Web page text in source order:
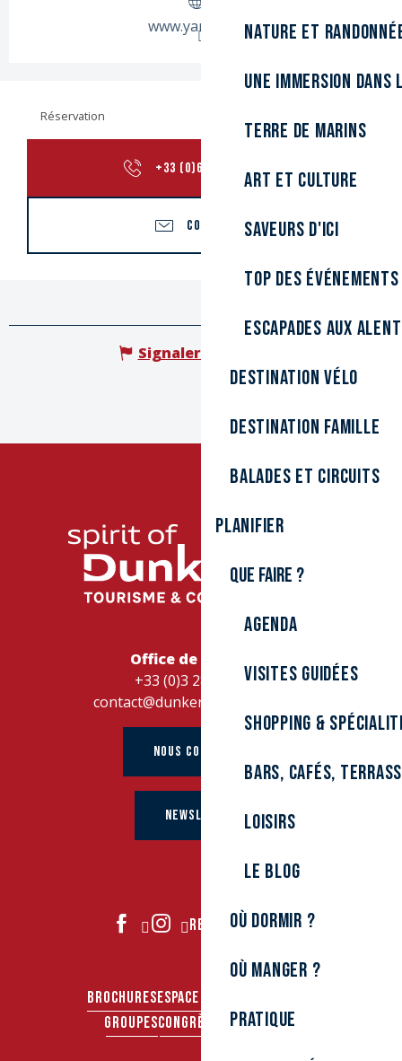
Nature et
Une immersion
Terre de marins
Art et culture
Saveurs d'ici
Top des événements
Escapades aux
Destination Vélo
Destination Famille
Balades et circuits
Planifier
Que faire ?
Agenda
Visites guidées
Shopping &
Bars, cafés,
Loisirs
Le Blog
Où dormir ?
Où manger ?
Pratique
www.yanka.com
Réservation
+33 (0)6 10 43 33▒▒
CONTACTER
Signaler une erreur
Office de Tourisme
+33 (0)3 28 26 27 28
contact@dunkerque-tourisme.fr
NOUS CONTACTER
NEWSLETTER
REJOIGNEZ-NOUS
BROCHURESESPACE PRO
GROUPESCONGRÈS & SÉMINAIRES